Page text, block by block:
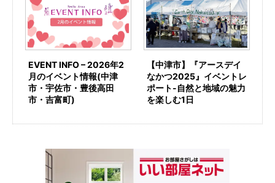
EVENT INFO – 2026年2
月のイベント情報(中津
市・宇佐市・豊後高田
市・吉富町)
【中津市】『アースデイ
なかつ2025』イベントレ
ポート-自然と地域の魅力
を楽しむ1日